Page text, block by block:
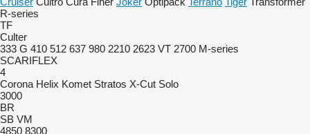
R-series
TF
Culter
333 G 410 512 637 980 2210 2623 VT 2700 M-series
SCARIFLEX
4
Corona Helix Komet Stratos X-Cut Solo
3000
BR
SB VM
4850 8300